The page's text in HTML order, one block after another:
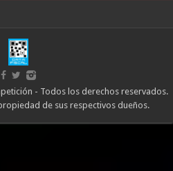
- Todos los derechos reservados.
de sus respectivos dueños.